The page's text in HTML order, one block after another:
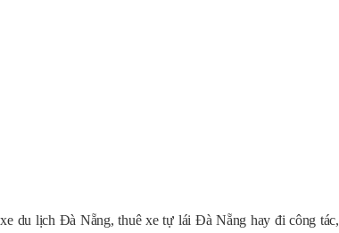
du lịch Đà Nẵng, thuê xe tự lái Đà Nẵng hay đi công tác,